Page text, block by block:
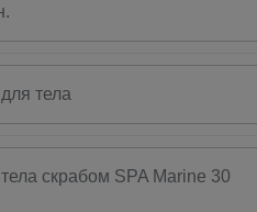
тела
скрабом SPA Marine 30